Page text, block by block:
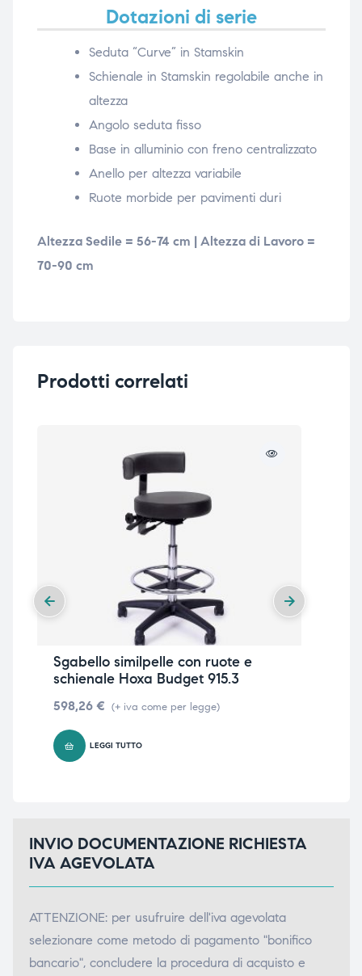
Dotazioni di serie
Seduta “Curve” in Stamskin
Schienale in Stamskin regolabile anche in
altezza
Angolo seduta fisso
Base in alluminio con freno centralizzato
Anello per altezza variabile
Ruote morbide per pavimenti duri
Altezza Sedile = 56-74 cm | Altezza di Lavoro =
70-90 cm
Prodotti correlati
Sgabello similpelle con ruote e
schienale Hoxa Budget 915.3
598,26 € (+ iva come per legge)
LEGGI TUTTO
INVIO DOCUMENTAZIONE RICHIESTA
IVA AGEVOLATA
ATTENZIONE: per usufruire dell'iva agevolata
selezionare come metodo di pagamento "bonifico
bancario", concludere la procedura di acquisto e